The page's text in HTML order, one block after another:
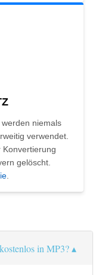
niemals
verwendet.
Konvertierung
gelöscht.
.
in MP3?